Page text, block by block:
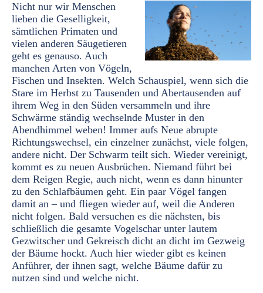
Nicht nur wir Menschen
lieben die Geselligkeit,
sämtlichen Primaten und
vielen anderen Säugetieren
geht es genauso. Auch
manchen Arten von Vögeln,
Fischen und Insekten. Welch Schauspiel, wenn sich die
Stare im Herbst zu Tausenden und Abertausenden auf
ihrem Weg in den Süden versammeln und ihre
Schwärme ständig wechselnde Muster in den
Abendhimmel weben! Immer aufs Neue abrupte
Richtungswechsel, ein einzelner zunächst, viele folgen,
andere nicht. Der Schwarm teilt sich. Wieder vereinigt,
kommt es zu neuen Ausbrüchen. Niemand führt bei
dem Reigen Regie, auch nicht, wenn es dann hinunter
zu den Schlafbäumen geht. Ein paar Vögel fangen
damit an – und fliegen wieder auf, weil die Anderen
nicht folgen. Bald versuchen es die nächsten, bis
schließlich die gesamte Vogelschar unter lautem
Gezwitscher und Gekreisch dicht an dicht im Gezweig
der Bäume hockt. Auch hier wieder gibt es keinen
Anführer, der ihnen sagt, welche Bäume dafür zu
nutzen sind und welche nicht.